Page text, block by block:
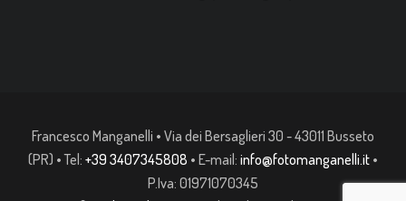
Francesco Manganelli • Via dei Bersaglieri 30 - 43011 Busseto
(PR) • Tel: +39 3407345808 • E-mail: info@fotomanganelli.it •
P.Iva: 01971070345